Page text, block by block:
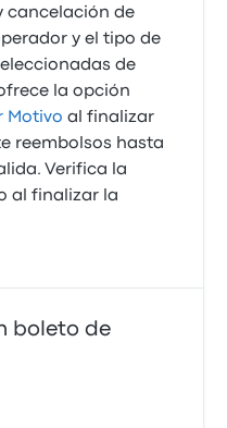
cancelación de
y el tipo de
de
la opción
Motivo al finalizar
reembolsos hasta
Verifica la
al finalizar la
boleto de